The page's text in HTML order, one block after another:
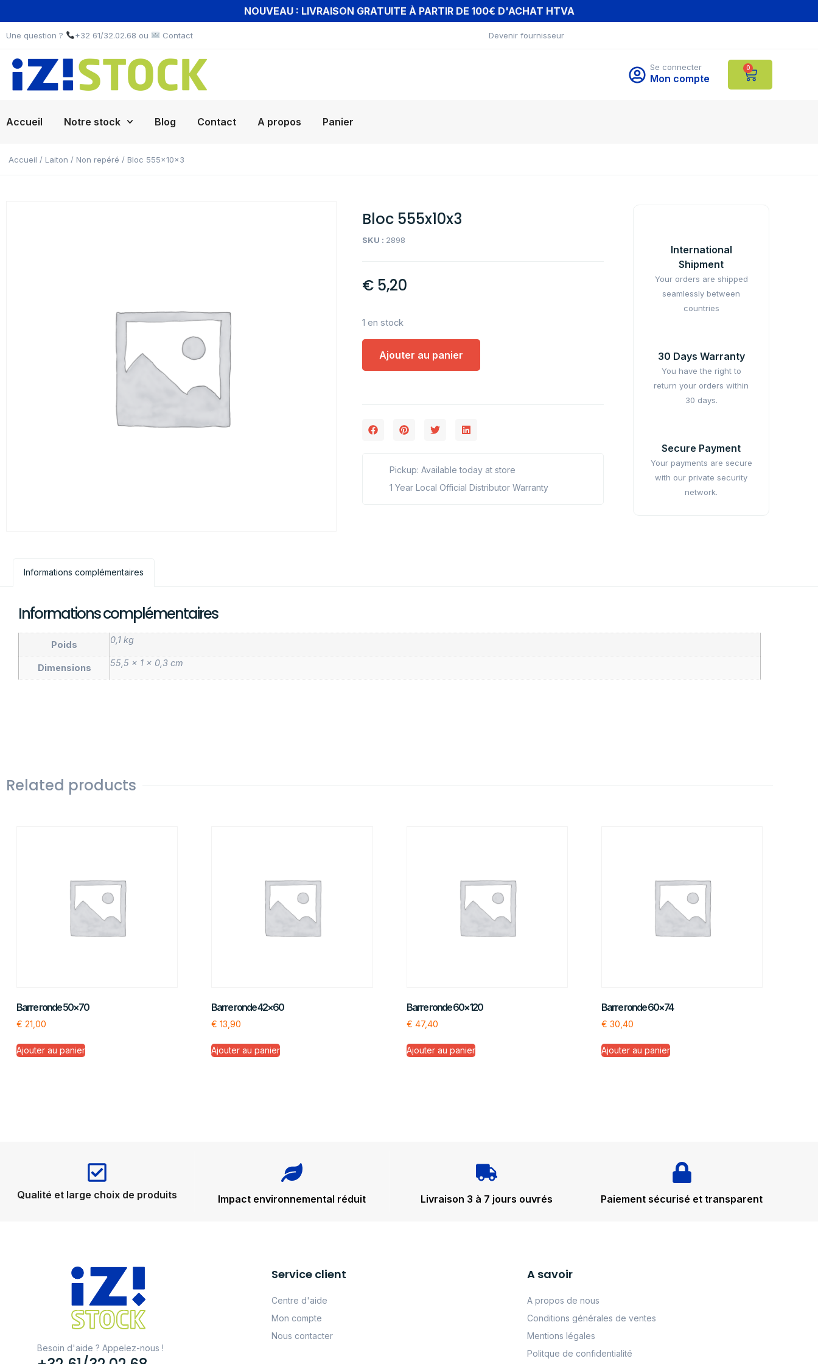
NOUVEAU : LIVRAISON GRATUITE À PARTIR DE 100€ D'ACHAT HTVA
Une question ? +32 61/32.02.68 ou Contact Devenir fournisseur
Se connecter
Mon compte
0
Accueil Notre stock Blog Contact A propos Panier
Accueil / Laiton / Non repéré / Bloc 555x10x3
Bloc 555x10x3
SKU : 2898
€ 5,20
1 en stock
Ajouter au panier
Pickup: Available today at store
1 Year Local Official Distributor Warranty
International
Shipment
Your orders are shipped
seamlessly between
countries
30 Days Warranty
You have the right to
return your orders within
30 days.
Secure Payment
Your payments are secure
with our private security
network.
Informations complémentaires
Informations complémentaires
Poids 0,1 kg
Dimensions 55,5 × 1 × 0,3 cm
Related products
Barre ronde 50×70
€ 21,00
Ajouter au panier
Barre ronde 42×60
€ 13,90
Ajouter au panier
Barre ronde 60×120
€ 47,40
Ajouter au panier
Barre ronde 60×74
€ 30,40
Ajouter au panier
Qualité et large choix de produits Impact environnemental réduit Livraison 3 à 7 jours ouvrés Paiement sécurisé et transparent
Besoin d'aide ? Appelez-nous !
Service client
Centre d'aide
Mon compte
Nous contacter
A savoir
A propos de nous
Conditions générales de ventes
Mentions légales
Politque de confidentialité